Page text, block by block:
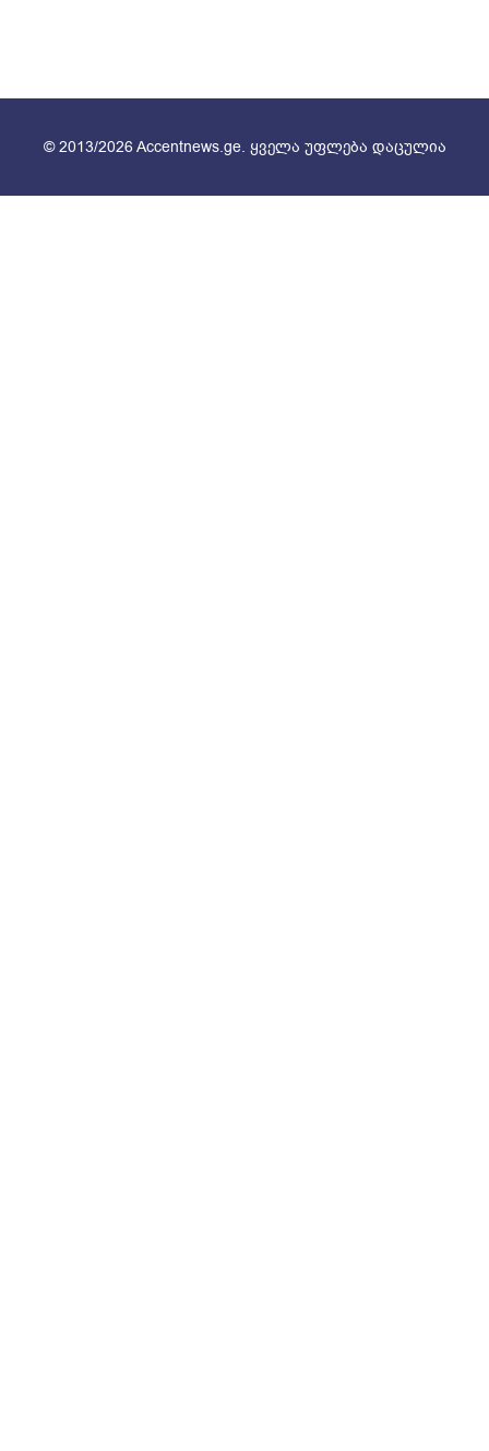
© 2013/2026 Accentnews.ge. ყველა უფლება დაცულია